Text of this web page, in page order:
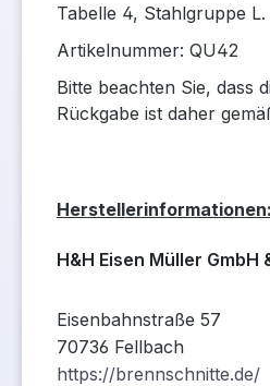
Tabelle 4, Stahlgruppe L.
Artikelnummer: QU42
Bitte beachten Sie, dass
Rückgabe ist daher
Herstellerinformationen:
H&H Eisen Müller GmbH
Eisenbahnstraße 57
70736 Fellbach
https://brennschnitte.de/